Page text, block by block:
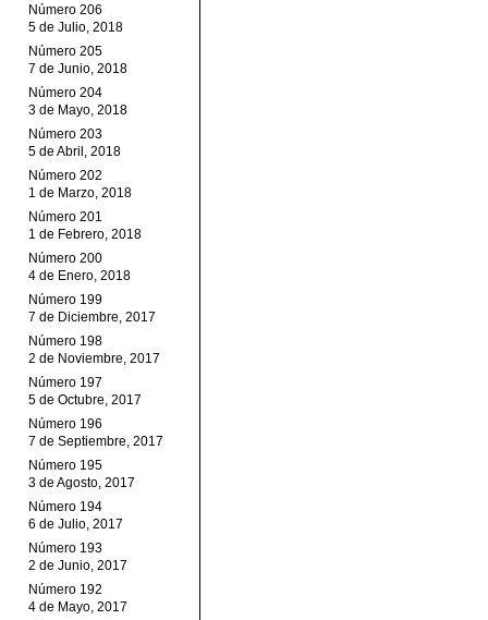
Número 206
5 de Julio, 2018
Número 205
7 de Junio, 2018
Número 204
3 de Mayo, 2018
Número 203
5 de Abril, 2018
Número 202
1 de Marzo, 2018
Número 201
1 de Febrero, 2018
Número 200
4 de Enero, 2018
Número 199
7 de Diciembre, 2017
Número 198
2 de Noviembre, 2017
Número 197
5 de Octubre, 2017
Número 196
7 de Septiembre, 2017
Número 195
3 de Agosto, 2017
Número 194
6 de Julio, 2017
Número 193
2 de Junio, 2017
Número 192
4 de Mayo, 2017